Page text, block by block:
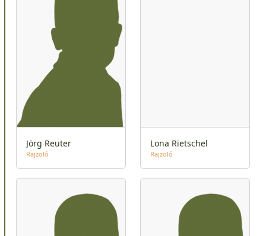
Jörg Reuter
Rajzoló
Lona Rietschel
Rajzoló